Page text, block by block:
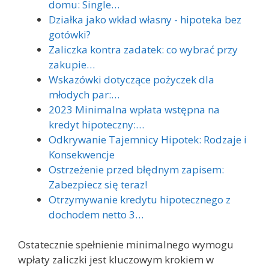
domu: Single…
Działka jako wkład własny - hipoteka bez
gotówki?
Zaliczka kontra zadatek: co wybrać przy
zakupie…
Wskazówki dotyczące pożyczek dla
młodych par:…
2023 Minimalna wpłata wstępna na
kredyt hipoteczny:…
Odkrywanie Tajemnicy Hipotek: Rodzaje i
Konsekwencje
Ostrzeżenie przed błędnym zapisem:
Zabezpiecz się teraz!
Otrzymywanie kredytu hipotecznego z
dochodem netto 3…
Ostatecznie spełnienie minimalnego wymogu
wpłaty zaliczki jest kluczowym krokiem w